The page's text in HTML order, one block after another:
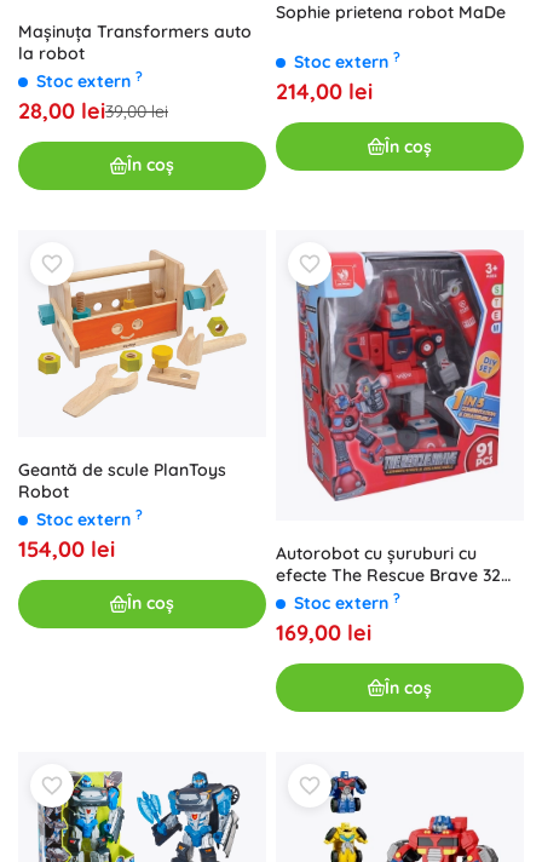
Mașinuța Transformers auto
la robot
Stoc extern ?
28,00 lei39,00 lei
În coș
Sophie prietena robot MaDe
Stoc extern ?
214,00 lei
În coș
Geantă de scule PlanToys
Robot
Stoc extern ?
154,00 lei
În coș
Autorobot cu șuruburi cu
efecte The Rescue Brave 32
cmStoc extern ?
169,00 lei
În coș